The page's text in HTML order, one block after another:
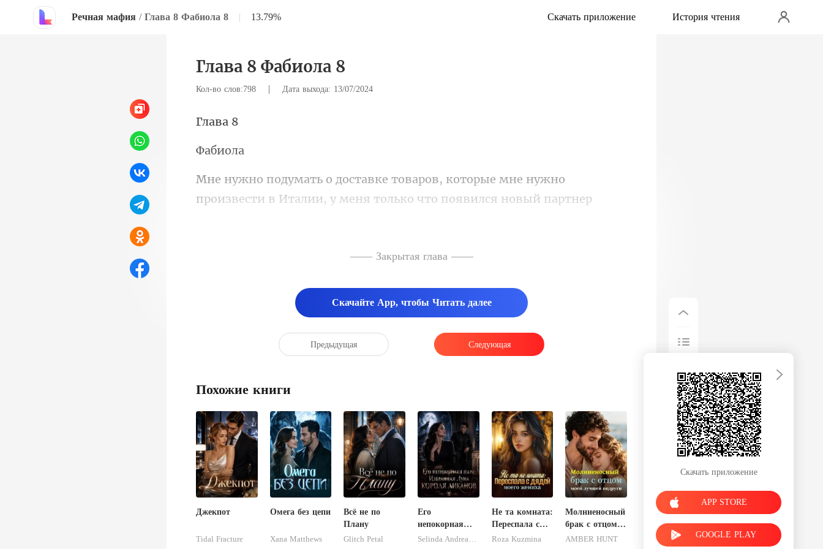
Речная мафия / Глава 8 Фабиола 8 | 13.79% Скачать приложение История чтения
Глава 8 Фабиола 8
Кол-во слов:798 | Дата выхода: 13/07/2024
ав
би
но
произвести в Италии, у меня только что появился нов
долгого часа отдыха иду в свою гриме
—— Закрытая глава ——
Скачайте App, чтобы Читать далее
Предыдущая Следующая
Похожие книги
Джекпот
Tidal Fracture
Омега без цепи
Xana Matthews
Всё не по
Плану
Glitch Petal
Его
непокорная
пара:
Не та комната:
Переспала с
дядей моего
Roza Kuzmina
Молниеносный
брак с отцом
моей лучшей
AMBER HUNT
Скачать приложение
APP STORE
GOOGLE PLAY